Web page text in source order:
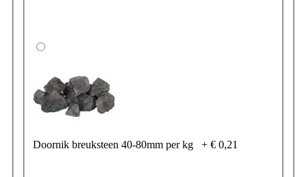
Doornik breuksteen 40-80mm per kg + € 0,21